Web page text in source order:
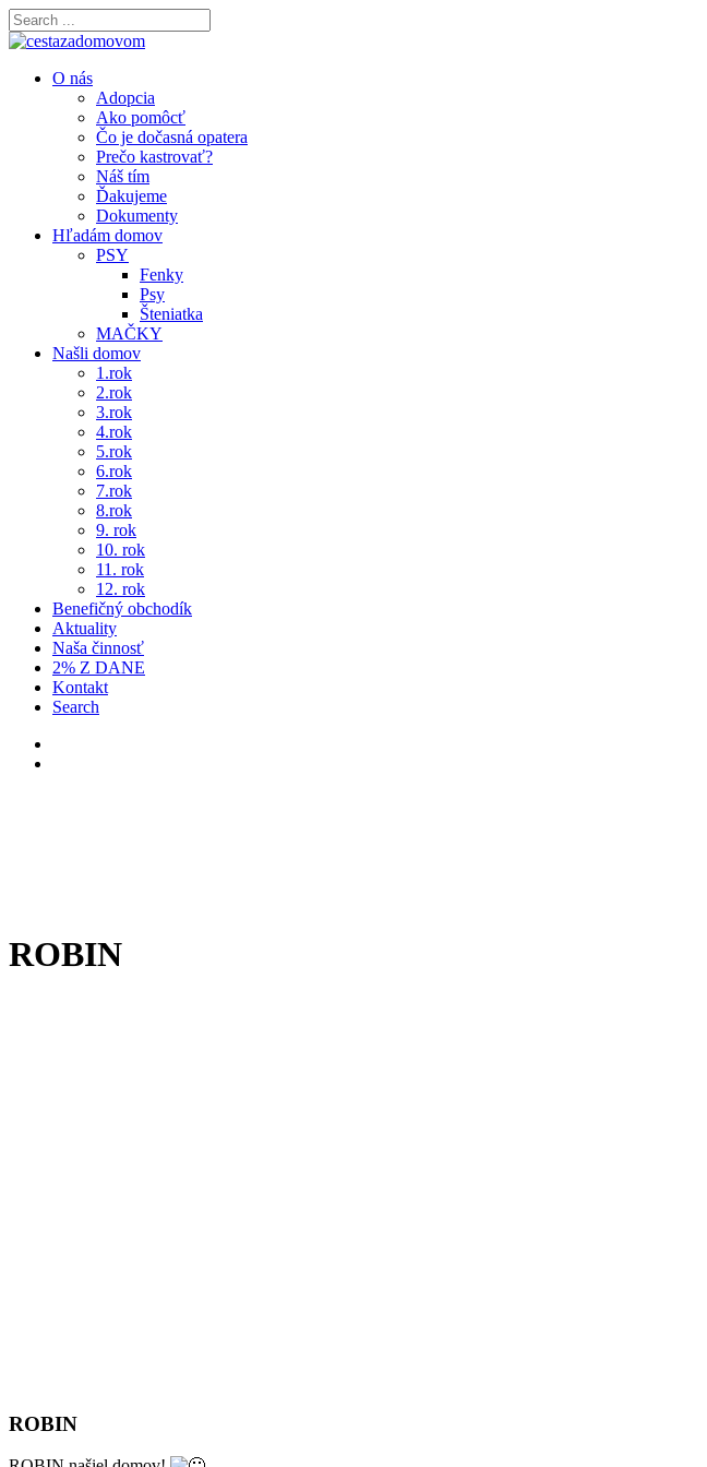
O nás
Adopcia
Ako pomôcť
Čo je dočasná opatera
Prečo kastrovať?
Náš tím
Ďakujeme
Dokumenty
Hľadám domov
PSY
Fenky
Psy
Šteniatka
MAČKY
Našli domov
1.rok
2.rok
3.rok
4.rok
5.rok
6.rok
7.rok
8.rok
9. rok
10. rok
11. rok
12. rok
Benefičný obchodík
Aktuality
Naša činnosť
2% Z DANE
Kontakt
Search
ROBIN
ROBIN